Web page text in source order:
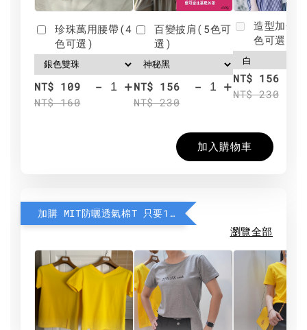
珍珠萬用腰帶(4
色可選)
NT$ 109
NT$ 160
- +
百變披肩(5色可
選)
NT$ 156
NT$ 230
- +
造型加分
色可選)
NT$ 156
NT$ 230
加入購物車
加購 MIT防曬透氣棉T 只要190元
瀏覽全部